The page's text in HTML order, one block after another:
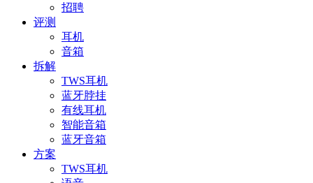
招聘
评测
耳机
音箱
拆解
TWS耳机
蓝牙脖挂
有线耳机
智能音箱
蓝牙音箱
方案
TWS耳机